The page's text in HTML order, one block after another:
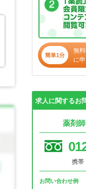
簡単1分
無
に
求人に関するお
薬剤
携帯
お問い合わせ例